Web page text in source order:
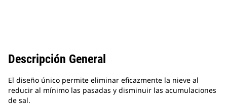
Descripción General
El diseño único permite eliminar eficazmente la nieve al
reducir al mínimo las pasadas y disminuir las acumulaciones
de sal.